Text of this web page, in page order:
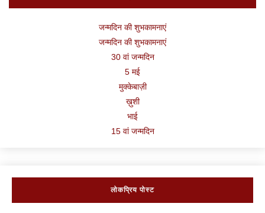
जन्मदिन की शुभकामनाएं
जन्मदिन की शुभकामनाएं
30 वां जन्मदिन
5 मई
मुक्केबाज़ी
ख़ुशी
भाई
15 वां जन्मदिन
लोकप्रिय पोस्ट